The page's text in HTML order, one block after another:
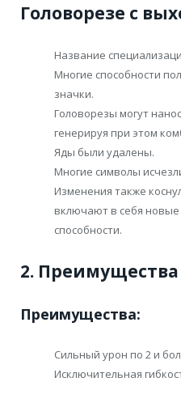
Головорезе с
Название
Многие способности
значки.
Головорезы могут
генерируя при этом
Яды были удалены.
Многие символы
Изменения также
включают в себя
способности.
2.
Преимущества:
Сильный урон по 2 и
Исключительная